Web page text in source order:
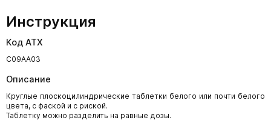
Инструкция
Код АТХ
C09AA03
Описание
Круглые плоскоцилиндрические таблетки белого или почти белого
цвета, с фаской и с риской.
Таблетку можно разделить на равные дозы.